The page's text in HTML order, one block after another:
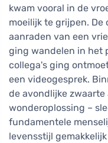
kwam vooral in de
moeilijk te grijpen. De
aanraden van een
ging wandelen in het
collega's ging
een videogesprek.
de avondlijke zwaarte
wonderoplossing –
fundamentele
levensstijl